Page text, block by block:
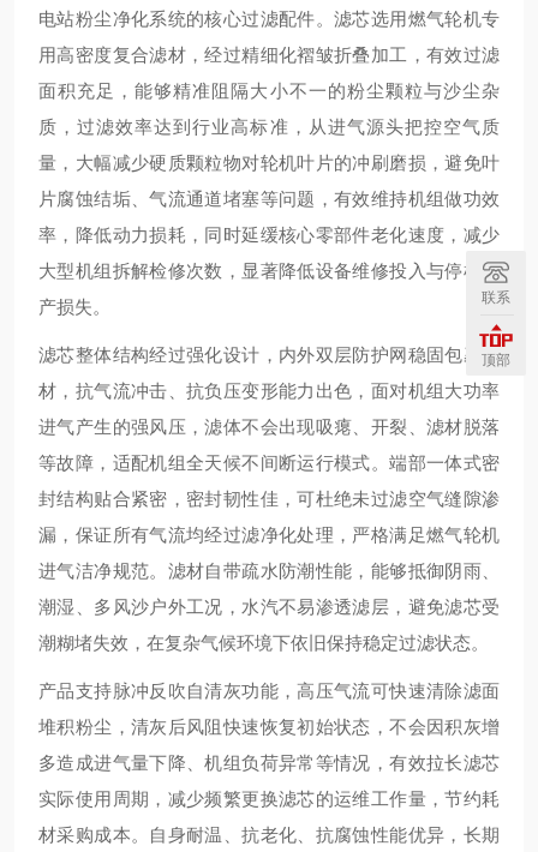
电站粉尘净化系统的核心过滤配件。滤芯选用燃气轮机专
用高密度复合滤材，经过精细化褶皱折叠加工，有效过滤
面积充足，能够精准阻隔大小不一的粉尘颗粒与沙尘杂
质，过滤效率达到行业高标准，从进气源头把控空气质
量，大幅减少硬质颗粒物对轮机叶片的冲刷磨损，避免叶
片腐蚀结垢、气流通道堵塞等问题，有效维持机组做功效
率，降低动力损耗，同时延缓核心零部件老化速度，减少
大型机组拆解检修次数，显著降低设备维修投入与停机生
产损失。
滤芯整体结构经过强化设计，内外双层防护网稳固包裹滤
材，抗气流冲击、抗负压变形能力出色，面对机组大功率
进气产生的强风压，滤体不会出现吸瘪、开裂、滤材脱落
等故障，适配机组全天候不间断运行模式。端部一体式密
封结构贴合紧密，密封韧性佳，可杜绝未过滤空气缝隙渗
漏，保证所有气流均经过滤净化处理，严格满足燃气轮机
进气洁净规范。滤材自带疏水防潮性能，能够抵御阴雨、
潮湿、多风沙户外工况，水汽不易渗透滤层，避免滤芯受
潮糊堵失效，在复杂气候环境下依旧保持稳定过滤状态。
产品支持脉冲反吹自清灰功能，高压气流可快速清除滤面
堆积粉尘，清灰后风阻快速恢复初始状态，不会因积灰增
多造成进气量下降、机组负荷异常等情况，有效拉长滤芯
实际使用周期，减少频繁更换滤芯的运维工作量，节约耗
材采购成本。自身耐温、抗老化、抗腐蚀性能优异，长期
联系
顶部